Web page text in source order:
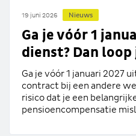
19 juni 2026 Nieuws
Ga je vóór 1
dienst? Dan
Ga je vóór 1 januari 2027
contract bij een andere
risico dat je een
pensioencompensatie